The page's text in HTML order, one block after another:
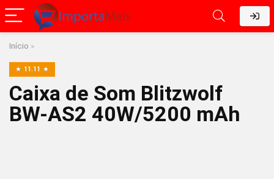
Início »
11.11
Caixa de Som Blitzwolf
BW-AS2 40W/5200 mAh